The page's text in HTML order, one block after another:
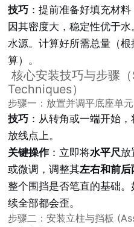
技巧 ：提前准备好填充材料
因其密度大，稳定性优于
水源。计算好所需总量（
算）。
核心安装技巧与步骤
Techniques）
步骤一：放置并调平底座单
技巧 ：从转角或一端开始
放线点上。
关键操作：立即将水平尺放
或微调，调整其左右和前
整个围挡是否笔直的基础
续全部都会歪。
步骤二：安装立柱与挡板